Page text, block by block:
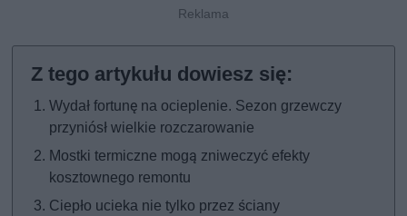
Wydał fortunę na ocieplenie. Sezon grzewczy
przyniósł wielkie rozczarowanie
Mostki termiczne mogą zniweczyć efekty
kosztownego remontu
Ciepło ucieka nie tylko przez ściany